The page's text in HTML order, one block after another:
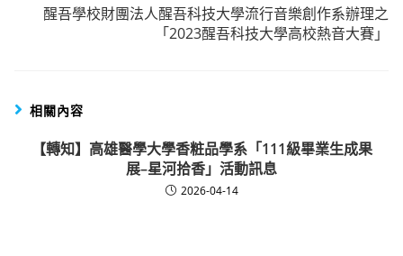
醒吾學校財團法人醒吾科技大學流行音樂創作系辦理之
「2023醒吾科技大學高校熱音大賽」
相關內容
【轉知】高雄醫學大學香粧品學系「111級畢業生成果
展–星河拾香」活動訊息
2026-04-14